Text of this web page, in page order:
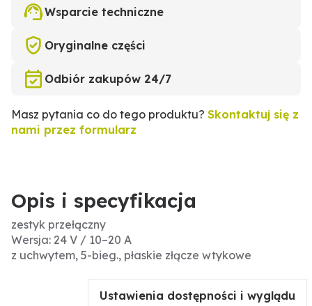
Wsparcie techniczne
Oryginalne części
Odbiór zakupów 24/7
Masz pytania co do tego produktu? Skontaktuj się z
nami przez formularz
Opis i specyfikacja
zestyk przełączny
Wersja: 24 V / 10–20 A
z uchwytem, 5-bieg., płaskie złącze wtykowe
Ustawienia dostępności i wyglądu